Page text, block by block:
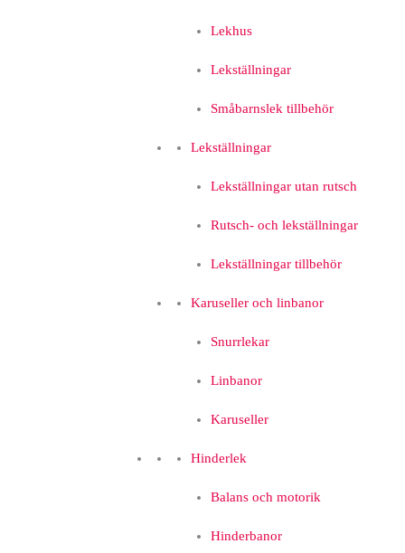
Lekhus
Lekställningar
Småbarnslek tillbehör
Lekställningar
Lekställningar utan rutsch
Rutsch- och lekställningar
Lekställningar tillbehör
Karuseller och linbanor
Snurrlekar
Linbanor
Karuseller
Hinderlek
Balans och motorik
Hinderbanor